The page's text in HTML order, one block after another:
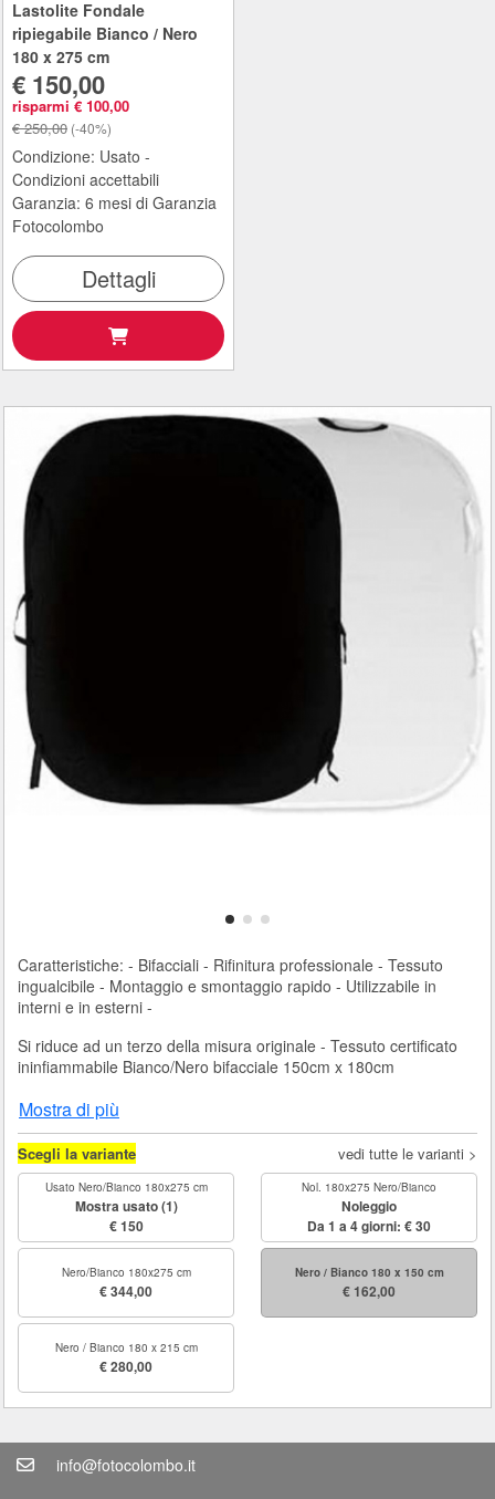
Lastolite Fondale
ripiegabile Bianco / Nero
180 x 275 cm
€ 150,00
risparmi € 100,00
€ 250,00 (-40%)
Condizione: Usato -
Condizioni accettabili
Garanzia: 6 mesi di Garanzia
Fotocolombo
Dettagli
Caratteristiche: - Bifacciali - Rifinitura professionale - Tessuto
ingualcibile - Montaggio e smontaggio rapido - Utilizzabile in
interni e in esterni -
Si riduce ad un terzo della misura originale - Tessuto certificato
ininfiammabile Bianco/Nero bifacciale 150cm x 180cm
Mostra di più
Scegli la variante vedi tutte le varianti >
Usato Nero/Bianco 180x275 cm
Mostra usato(1)
€ 150
Nol. 180x275 Nero/Bianco
Noleggio
Da 1 a 4 giorni: € 30
Nero/Bianco 180x275 cm
€ 344,00
Nero / Bianco 180 x 150 cm
€ 162,00
Nero / Bianco 180 x 215 cm
€ 280,00
info@fotocolombo.it